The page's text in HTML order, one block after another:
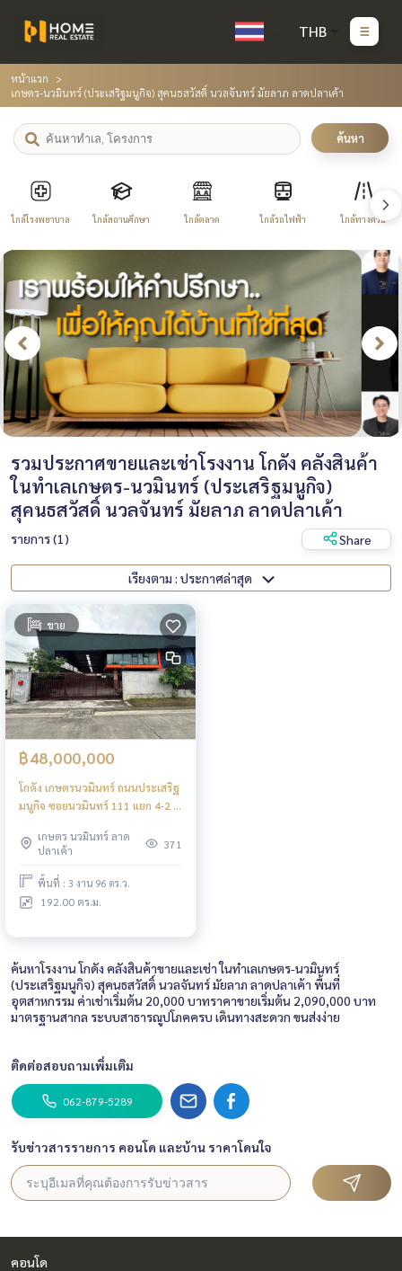
THB
หน้าแรก
เกษตร-นวมินทร์ (ประเสริฐมนูกิจ) สุคนธสวัสดิ์ นวลจันทร์ มัยลาภ ลาดปลาเค้า
ค้นหา
ใกล้โรงพยาบาล ใกล้สถานศึกษา ใกล้ตลาด ใกล้รถไฟฟ้า ใกล้ทางด่วน
รวมประกาศขายและเช่าโรงงาน โกดัง คลังสินค้า
ในทำเลเกษตร-นวมินทร์ (ประเสริฐมนูกิจ)
สุคนธสวัสดิ์ นวลจันทร์ มัยลาภ ลาดปลาเค้า
รายการ (1) Share
เรียงตาม : ประกาศล่าสุด
ขาย
฿48,000,000
โกดัง เกษตรนวมินทร์ ถนนประเสริฐ
มนูกิจ ซอยนวมินทร์ 111 แยก 4-2 /
Nawamin Prasertmanukit Road
Nawamin Soi 111 Yeak 4-2 /
(FOR SALE) TPM012
เกษตร นวมินทร์ ลาด
ปลาเค้า
371
พื้นที่ : 3 งาน 96 ตร.ว.
192.00 ตร.ม.
ค้นหาโรงงาน โกดัง คลังสินค้าขายและเช่า ในทำเลเกษตร-นวมินทร์
(ประเสริฐมนูกิจ) สุคนธสวัสดิ์ นวลจันทร์ มัยลาภ ลาดปลาเค้า พื้นที่
อุตสาหกรรม ค่าเช่าเริ่มต้น 20,000 บาทราคาขายเริ่มต้น 2,090,000 บาท
มาตรฐานสากล ระบบสาธารณูปโภคครบ เดินทางสะดวก ขนส่งง่าย
ติดต่อสอบถามเพิ่มเติม
062-879-5289
รับข่าวสารรายการ คอนโด และบ้าน ราคาโดนใจ
คอนโด